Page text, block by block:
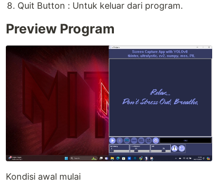
Quit Button : Untuk keluar dari program.
Preview Program
Kondisi awal mulai